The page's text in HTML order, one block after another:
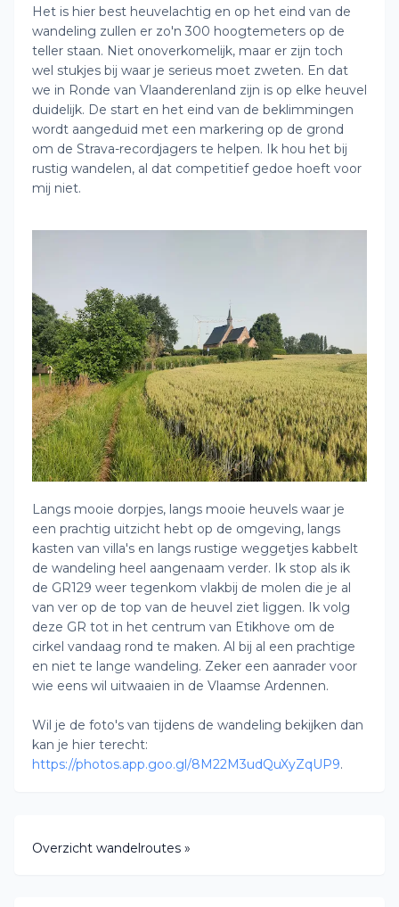
Het is hier best heuvelachtig en op het eind van de
wandeling zullen er zo'n 300 hoogtemeters op de
teller staan. Niet onoverkomelijk, maar er zijn toch
wel stukjes bij waar je serieus moet zweten. En dat
we in Ronde van Vlaanderenland zijn is op elke heuvel
duidelijk. De start en het eind van de beklimmingen
wordt aangeduid met een markering op de grond
om de Strava-recordjagers te helpen. Ik hou het bij
rustig wandelen, al dat competitief gedoe hoeft voor
mij niet.
Langs mooie dorpjes, langs mooie heuvels waar je
een prachtig uitzicht hebt op de omgeving, langs
kasten van villa's en langs rustige weggetjes kabbelt
de wandeling heel aangenaam verder. Ik stop als ik
de GR129 weer tegenkom vlakbij de molen die je al
van ver op de top van de heuvel ziet liggen. Ik volg
deze GR tot in het centrum van Etikhove om de
cirkel vandaag rond te maken. Al bij al een prachtige
en niet te lange wandeling. Zeker een aanrader voor
wie eens wil uitwaaien in de Vlaamse Ardennen.
Wil je de foto's van tijdens de wandeling bekijken dan
kan je hier terecht:
https://photos.app.goo.gl/8M22M3udQuXyZqUP9.
Overzicht wandelroutes »